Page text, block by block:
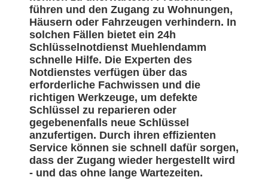
führen und den Zugang zu Wohnungen,
Häusern oder Fahrzeugen verhindern. In
solchen Fällen bietet ein 24h
Schlüsselnotdienst Muehlendamm
schnelle Hilfe. Die Experten des
Notdienstes verfügen über das
erforderliche Fachwissen und die
richtigen Werkzeuge, um defekte
Schlüssel zu reparieren oder
gegebenenfalls neue Schlüssel
anzufertigen. Durch ihren effizienten
Service können sie schnell dafür sorgen,
dass der Zugang wieder hergestellt wird
- und das ohne lange Wartezeiten.